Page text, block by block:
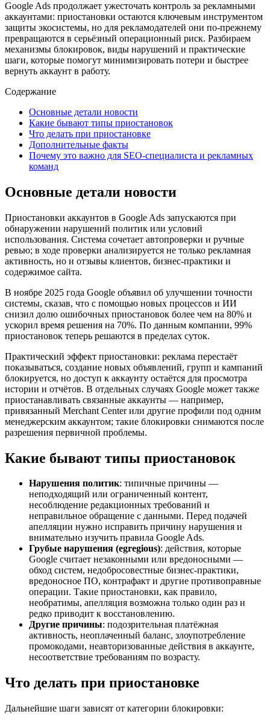
Google Ads продолжает ужесточать контроль за рекламными
аккаунтами: приостановки остаются ключевым инструментом
защиты экосистемы, но для рекламодателей они по‑прежнему
превращаются в серьёзный операционный риск. Разбираем
механизмы блокировок, виды нарушений и практические
шаги, которые помогут минимизировать потери и быстрее
вернуть аккаунт в работу.
Содержание
Основные детали новости
Какие бывают типы приостановок
Что делать при приостановке
Дополнительные факты
Почему это важно для SEO‑специалиста и рекламных
команд
Основные детали новости
Приостановки аккаунтов в Google Ads запускаются при
обнаружении нарушений политик или условий
использования. Система сочетает автопроверки и ручные
ревью; в ходе проверки анализируется не только рекламная
активность, но и отзывы клиентов, бизнес‑практики и
содержимое сайта.
В ноябре 2025 года Google объявил об улучшении точности
системы, сказав, что с помощью новых процессов и ИИ
снизил долю ошибочных приостановок более чем на 80% и
ускорил время решения на 70%. По данным компании, 99%
приостановок теперь решаются в пределах суток.
Практический эффект приостановки: реклама перестаёт
показываться, создание новых объявлений, групп и кампаний
блокируется, но доступ к аккаунту остаётся для просмотра
истории и отчётов. В отдельных случаях Google может также
приостанавливать связанные аккаунты — например,
привязанный Merchant Center или другие профили под одним
менеджерским аккаунтом; такие блокировки снимаются после
разрешения первичной проблемы.
Какие бывают типы приостановок
Нарушения политик: типичные причины —
неподходящий или ограниченный контент,
несоблюдение редакционных требований и
неправильное обращение с данными. Перед подачей
апелляции нужно исправить причину нарушения и
внимательно изучить правила Google Ads.
Грубые нарушения (egregious): действия, которые
Google считает незаконными или вредоносными —
обход систем, недобросовестные бизнес‑практики,
вредоносное ПО, контрафакт и другие противоправные
операции. Такие приостановки, как правило,
необратимы, апелляция возможна только один раз и
редко приводит к восстановлению.
Другие причины: подозрительная платёжная
активность, неоплаченный баланс, злоупотребление
промокодами, неавторизованные действия в аккаунте,
несоответствие требованиям по возрасту.
Что делать при приостановке
Дальнейшие шаги зависят от категории блокировки: